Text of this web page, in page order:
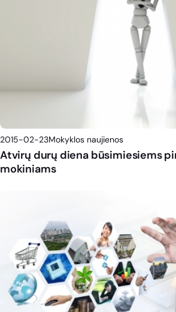
2015-02-23Mokyklos naujienos
Atvirų durų diena būsimiesiems
mokiniams